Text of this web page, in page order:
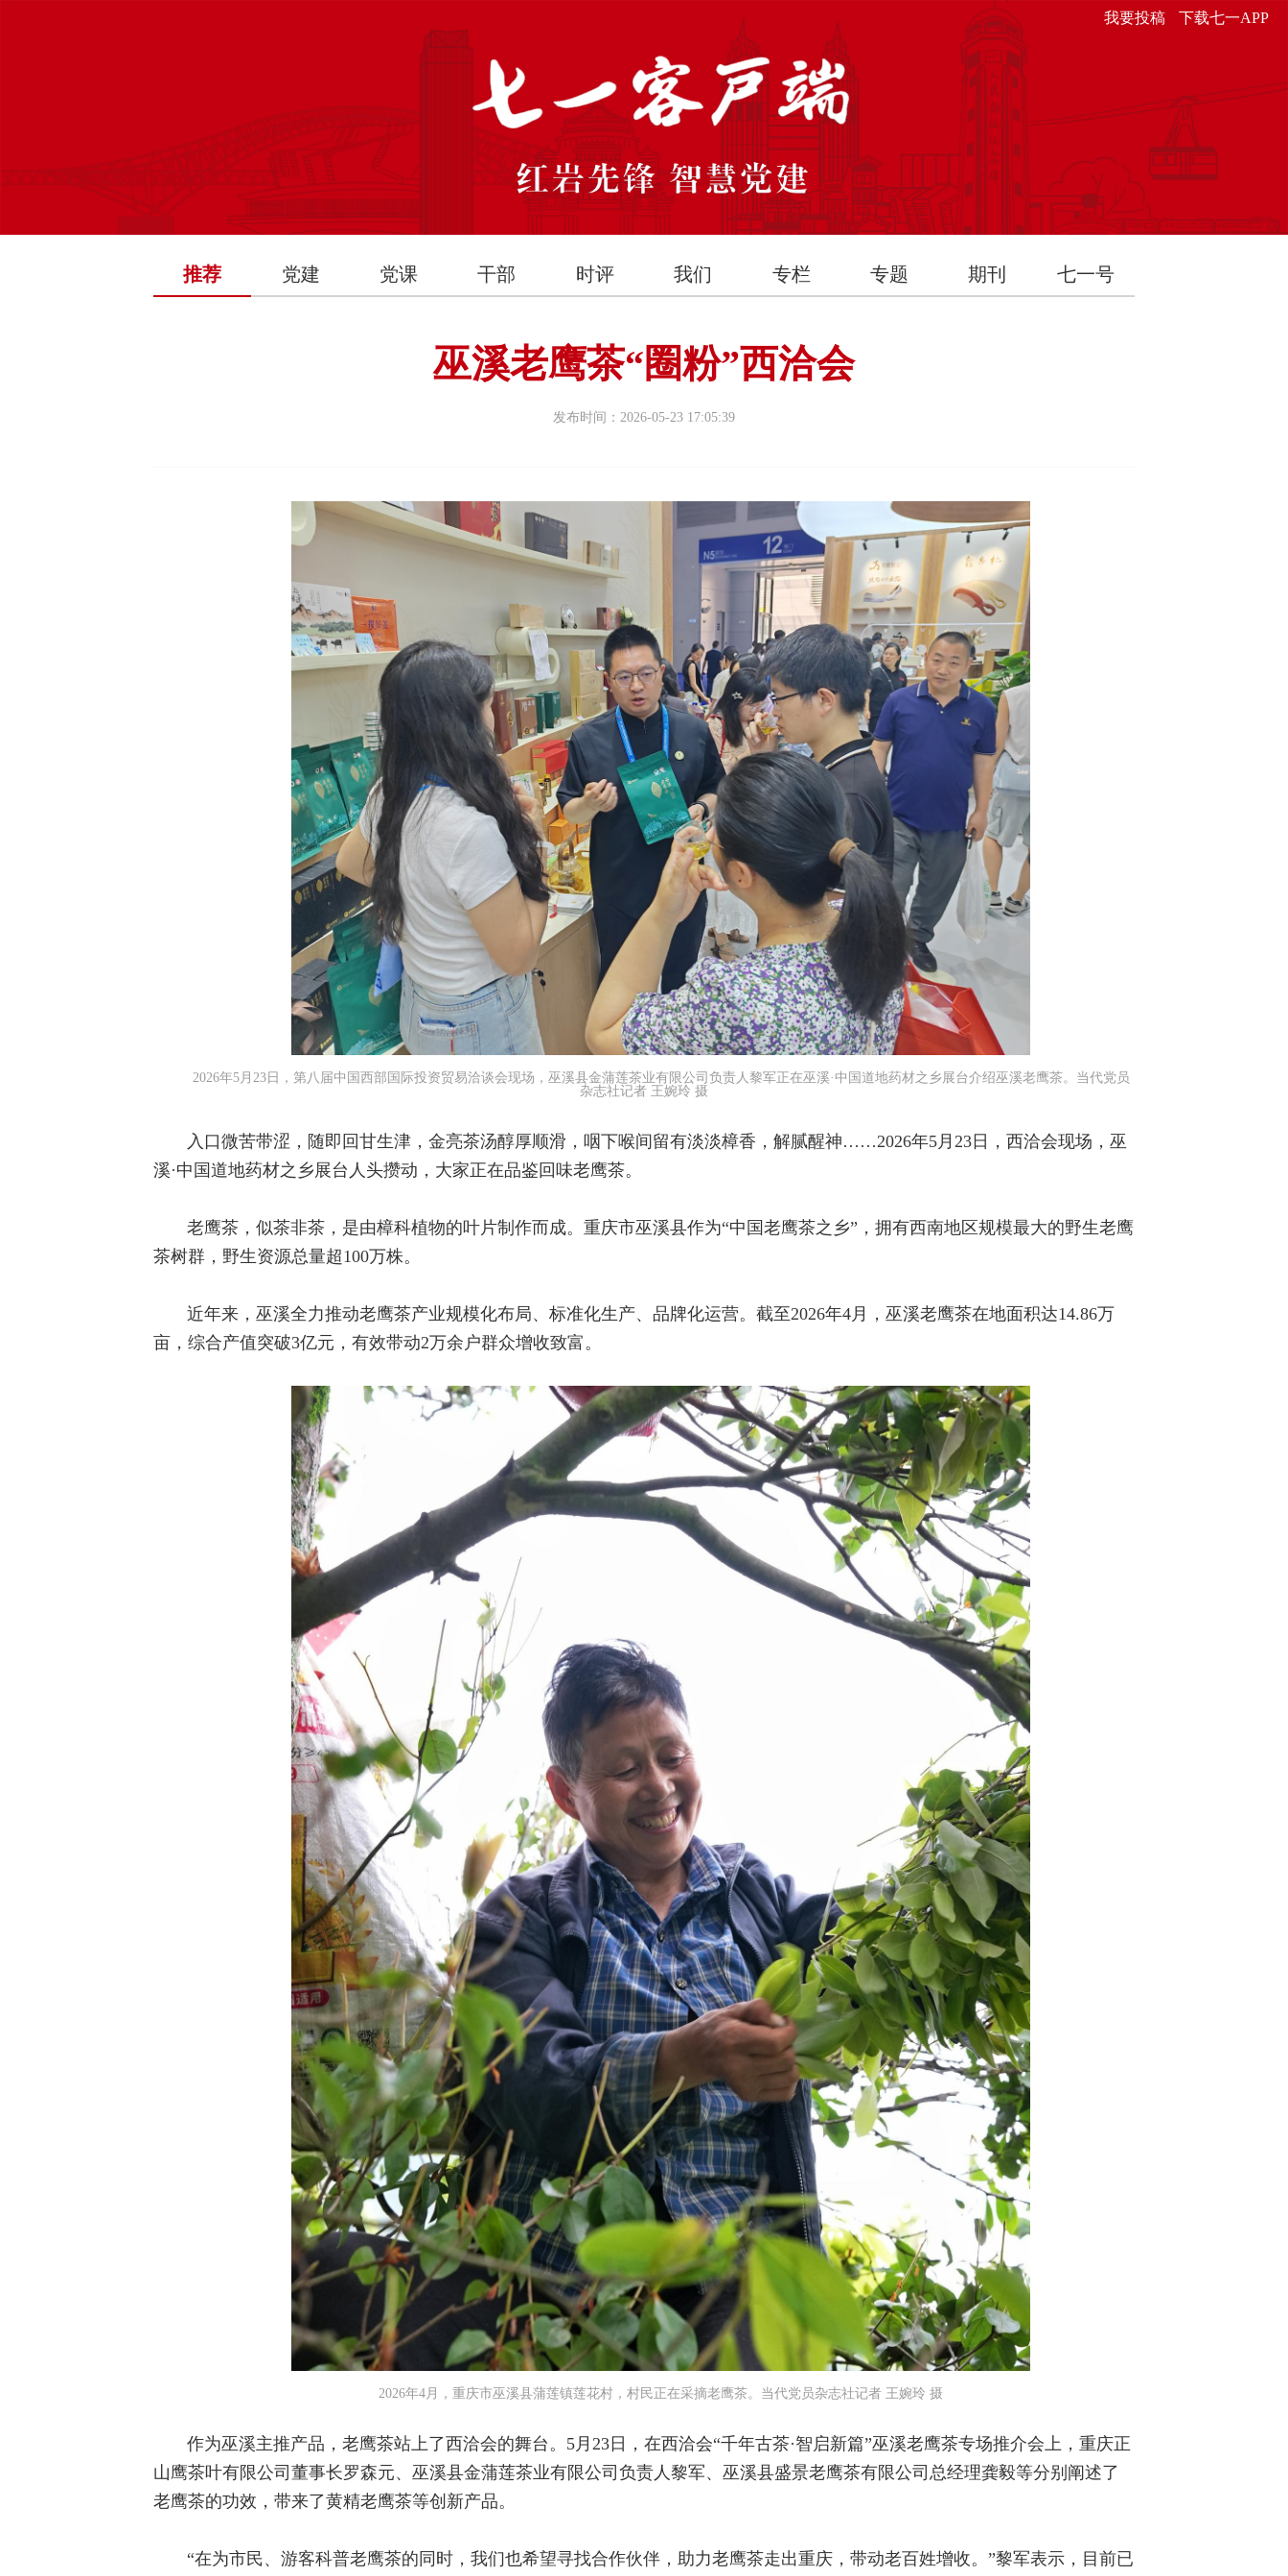
我要投稿 下载七一APP
推荐 党建 党课 干部 时评 我们 专栏 专题 期刊 七一号
巫溪老鹰茶“圈粉”西洽会
发布时间：2026-05-23 17:05:39
2026年5月23日，第八届中国西部国际投资贸易洽谈会现场，巫溪县金蒲莲茶业有限公司负责人黎军正在巫溪·中国道地药材之乡展台介绍巫溪老鹰茶。当代党员
杂志社记者 王婉玲 摄
入口微苦带涩，随即回甘生津，金亮茶汤醇厚顺滑，咽下喉间留有淡淡樟香，解腻醒神……2026年5月23日，西洽会现场，巫
溪·中国道地药材之乡展台人头攒动，大家正在品鉴回味老鹰茶。
老鹰茶，似茶非茶，是由樟科植物的叶片制作而成。重庆市巫溪县作为“中国老鹰茶之乡”，拥有西南地区规模最大的野生老鹰
茶树群，野生资源总量超100万株。
近年来，巫溪全力推动老鹰茶产业规模化布局、标准化生产、品牌化运营。截至2026年4月，巫溪老鹰茶在地面积达14.86万
亩，综合产值突破3亿元，有效带动2万余户群众增收致富。
2026年4月，重庆市巫溪县蒲莲镇莲花村，村民正在采摘老鹰茶。当代党员杂志社记者 王婉玲 摄
作为巫溪主推产品，老鹰茶站上了西洽会的舞台。5月23日，在西洽会“千年古茶·智启新篇”巫溪老鹰茶专场推介会上，重庆正
山鹰茶叶有限公司董事长罗森元、巫溪县金蒲莲茶业有限公司负责人黎军、巫溪县盛景老鹰茶有限公司总经理龚毅等分别阐述了
老鹰茶的功效，带来了黄精老鹰茶等创新产品。
“在为市民、游客科普老鹰茶的同时，我们也希望寻找合作伙伴，助力老鹰茶走出重庆，带动老百姓增收。”黎军表示，目前已